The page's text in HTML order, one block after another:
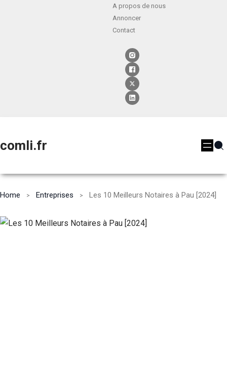
A propos de nous
Annoncer
Contact
comli.fr
Home Entreprises Les 10 Meilleurs Notaires à Pau [2024]